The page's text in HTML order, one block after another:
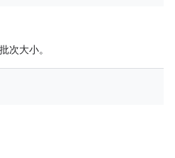
次大小。